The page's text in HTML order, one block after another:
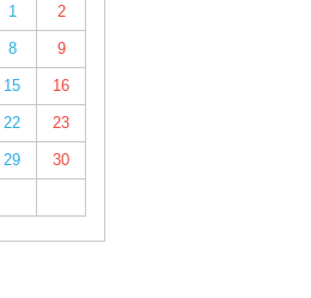
1 2
8 9
15 16
22 23
29 30